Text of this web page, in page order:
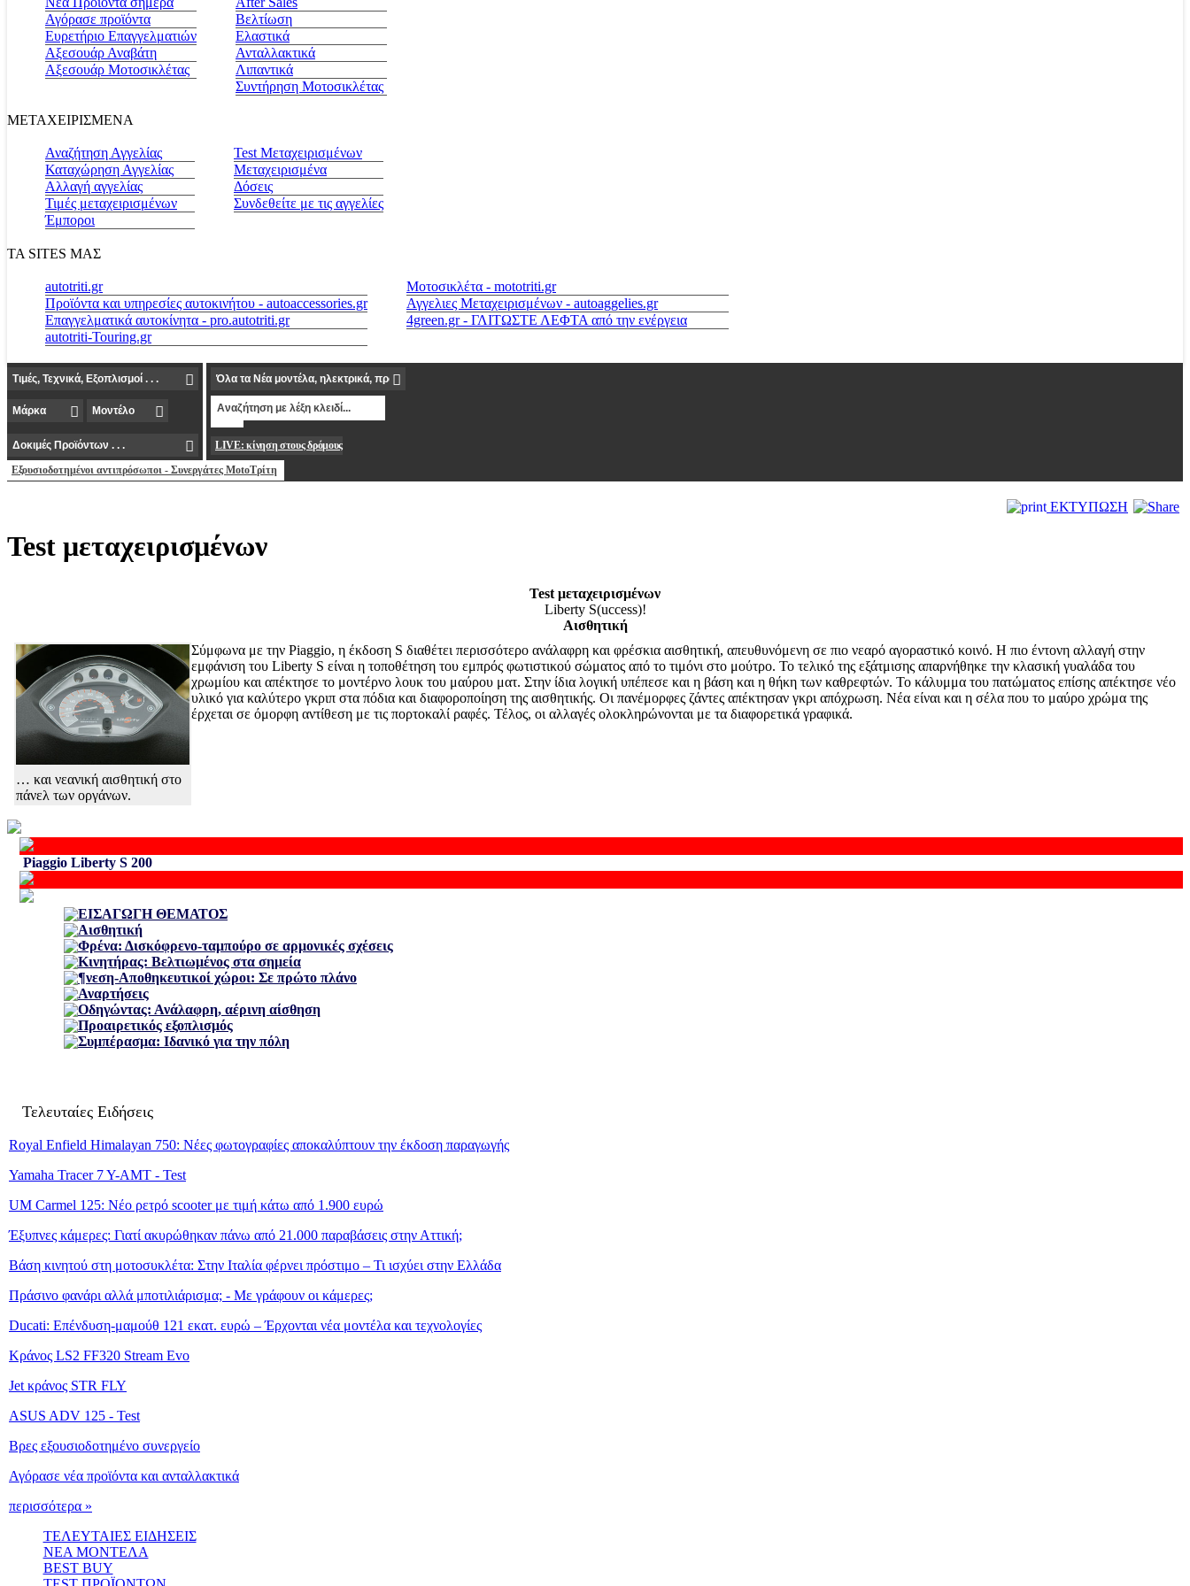
Αγόρασε προϊόντα
Ευρετήριο Επαγγελματιών
Αξεσουάρ Αναβάτη
Αξεσουάρ Μοτοσικλέτας
Βελτίωση
Ελαστικά
Ανταλλακτικά
Λιπαντικά
Συντήρηση Μοτοσικλέτας
ΜΕΤΑΧΕΙΡΙΣΜΕΝΑ
Αναζήτηση Αγγελίας
Καταχώρηση Αγγελίας
Αλλαγή αγγελίας
Τιμές μεταχειρισμένων
Έμποροι
Test Μεταχειρισμένων
Μεταχειρισμένα
Δόσεις
Συνδεθείτε με τις αγγελίες
ΤΑ SITES ΜΑΣ
autotriti.gr
Προϊόντα και υπηρεσίες αυτοκινήτου - autoaccessories.gr
Επαγγελματικά αυτοκίνητα - pro.autotriti.gr
autotriti-Touring.gr
Μοτοσικλέτα - mototriti.gr
Αγγελιες Μεταχειρισμένων - autoaggelies.gr
4green.gr - ΓΛΙΤΩΣΤΕ ΛΕΦΤΑ από την ενέργεια
LIVE: κίνηση στους δρόμους
Εξουσιοδοτημένοι αντιπρόσωποι - Συνεργάτες MotoΤρίτη
ΕΚΤΥΠΩΣΗ
Test μεταχειρισμένων
Test μεταχειρισμένων
Liberty S(uccess)!
Αισθητική
… και νεανική αισθητική στο
πάνελ των οργάνων.
Σύμφωνα με την Piaggio, η έκδοση S διαθέτει περισσότερο ανάλαφρη και φρέσκια αισθητική, απευθυνόμενη σε πιο νεαρό αγοραστικό κοινό. Η πιο έντονη αλλαγή στην
εμφάνιση του Liberty S είναι η τοποθέτηση του εμπρός φωτιστικού σώματος από το τιμόνι στο μούτρο. Το τελικό της εξάτμισης απαρνήθηκε την κλασική γυαλάδα του
χρωμίου και απέκτησε το μοντέρνο λουκ του μαύρου ματ. Στην ίδια λογική υπέπεσε και η βάση και η θήκη των καθρεφτών. Το κάλυμμα του πατώματος επίσης απέκτησε νέο
υλικό για καλύτερο γκριπ στα πόδια και διαφοροποίηση της αισθητικής. Οι πανέμορφες ζάντες απέκτησαν γκρι απόχρωση. Νέα είναι και η σέλα που το μαύρο χρώμα της
έρχεται σε όμορφη αντίθεση με τις πορτοκαλί ραφές. Τέλος, οι αλλαγές ολοκληρώνονται με τα διαφορετικά γραφικά.
Piaggio Liberty S 200
ΕΙΣΑΓΩΓΗ ΘΕΜΑΤΟΣ
Αισθητική
Φρένα: Δισκόφρενο-ταμπούρο σε αρμονικές σχέσεις
Κινητήρας: Βελτιωμένος στα σημεία
¶νεση-Αποθηκευτικοί χώροι: Σε πρώτο πλάνο
Αναρτήσεις
Οδηγώντας: Ανάλαφρη, αέρινη αίσθηση
Προαιρετικός εξοπλισμός
Συμπέρασμα: Ιδανικό για την πόλη
Τελευταίες Ειδήσεις
Royal Enfield Himalayan 750: Νέες φωτογραφίες αποκαλύπτουν την έκδοση παραγωγής
Yamaha Tracer 7 Y-AMT - Test
UM Carmel 125: Νέο ρετρό scooter με τιμή κάτω από 1.900 ευρώ
Έξυπνες κάμερες: Γιατί ακυρώθηκαν πάνω από 21.000 παραβάσεις στην Αττική;
Βάση κινητού στη μοτοσυκλέτα: Στην Ιταλία φέρνει πρόστιμο – Τι ισχύει στην Ελλάδα
Πράσινο φανάρι αλλά μποτιλιάρισμα; - Με γράφουν οι κάμερες;
Ducati: Επένδυση-μαμούθ 121 εκατ. ευρώ – Έρχονται νέα μοντέλα και τεχνολογίες
Κράνος LS2 FF320 Stream Evo
Jet κράνος STR FLY
ASUS ADV 125 - Test
Βρες εξουσιοδοτημένο συνεργείο
Αγόρασε νέα προϊόντα και ανταλλακτικά
περισσότερα »
ΤΕΛΕΥΤΑΙΕΣ ΕΙΔΗΣΕΙΣ
ΝΕΑ ΜΟΝΤΕΛΑ
BEST BUY